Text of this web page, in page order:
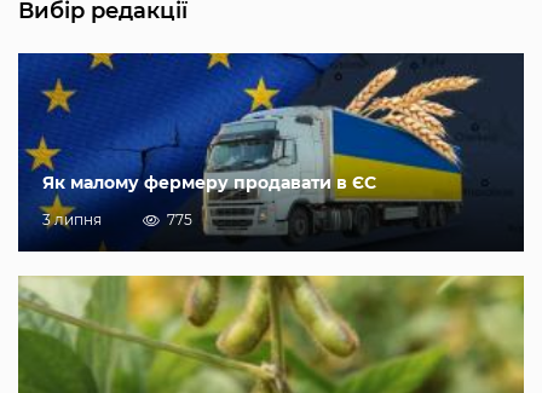
Вибір редакції
Як малому фермеру продавати в ЄС
3 липня 775